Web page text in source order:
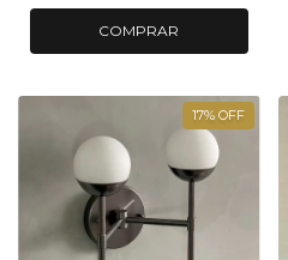
COMPRAR
17% OFF